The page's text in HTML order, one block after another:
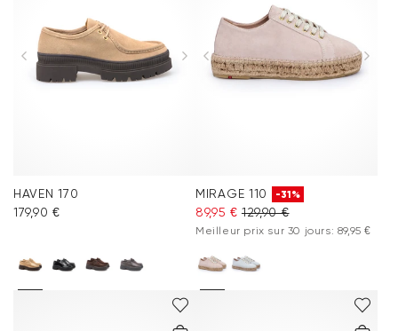
HAVEN 170
179,90 €
MIRAGE 110 -31%
89,95 € 129,90 €
Meilleur prix sur 30 jours: 89,95 €